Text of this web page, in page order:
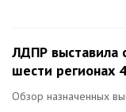
ЛДПР выставила
шести регионах
Обзор назначенных